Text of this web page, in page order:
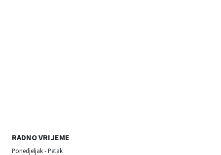
RADNO VRIJEME
Ponedjeljak - Petak